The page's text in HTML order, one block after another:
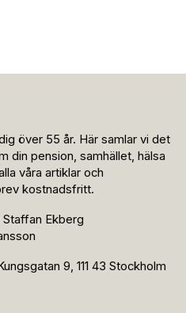
över 55 år. Här samlar vi det
din pension, samhället, hälsa
våra artiklar och
kostnadsfritt.
Staffan Ekberg
9, 111 43 Stockholm